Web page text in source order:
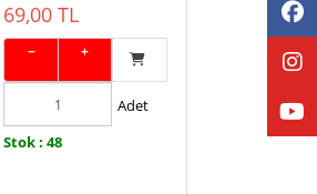
69,00 TL
− +
Adet
Stok : 48